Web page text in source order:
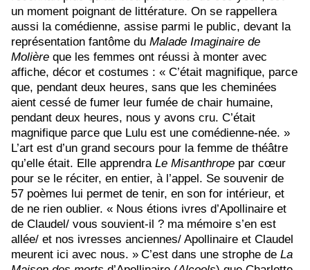
un moment poignant de littérature. On se rappellera
aussi la comédienne, assise parmi le public, devant la
représentation fantôme du Malade Imaginaire de
Molière que les femmes ont réussi à monter avec
affiche, décor et costumes : « C’était magnifique, parce
que, pendant deux heures, sans que les cheminées
aient cessé de fumer leur fumée de chair humaine,
pendant deux heures, nous y avons cru. C’était
magnifique parce que Lulu est une comédienne-née. »
L’art est d’un grand secours pour la femme de théâtre
qu’elle était. Elle apprendra Le Misanthrope par cœur
pour se le réciter, en entier, à l’appel. Se souvenir de
57 poèmes lui permet de tenir, en son for intérieur, et
de ne rien oublier. « Nous étions ivres d’Apollinaire et
de Claudel/ vous souvient-il ? ma mémoire s’en est
allée/ et nos ivresses anciennes/ Apollinaire et Claudel
meurent ici avec nous. » C’est dans une strophe de La